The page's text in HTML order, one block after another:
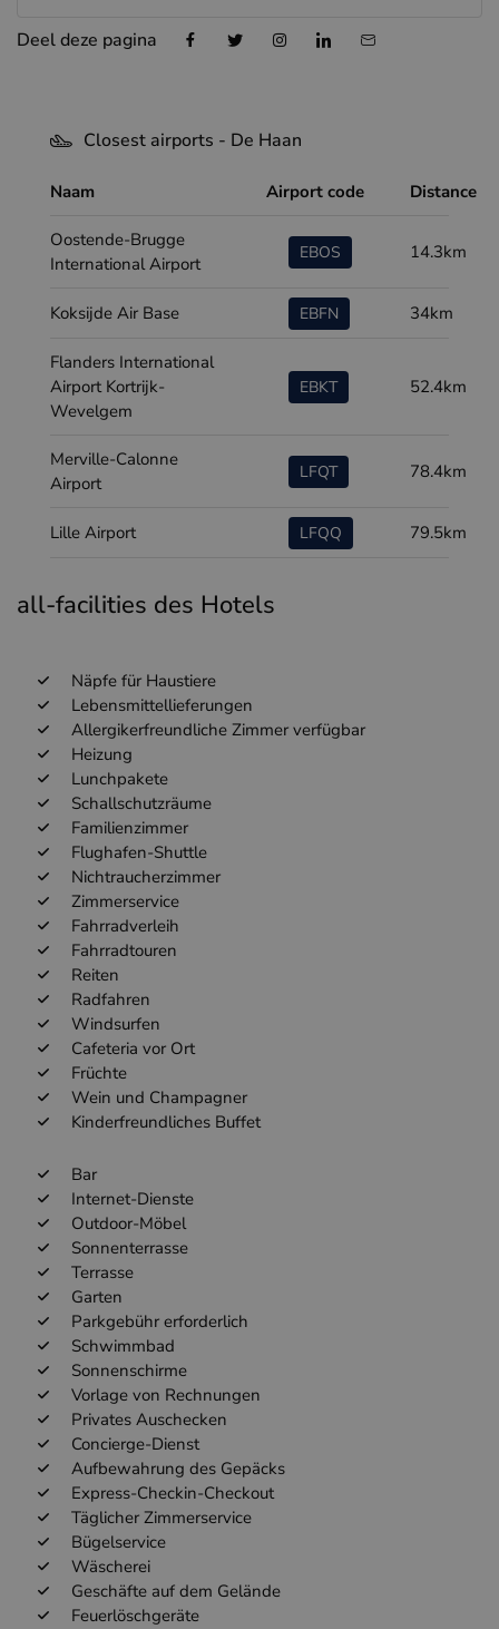
Deel deze pagina
Closest airports - De Haan
Naam Airport code Distance
Oostende-Brugge
International Airport
EBOS 14.3km
Koksijde Air Base EBFN 34km
Flanders International
Airport Kortrijk-
Wevelgem
EBKT 52.4km
Merville-Calonne
Airport
LFQT 78.4km
Lille Airport LFQQ 79.5km
all-facilities des Hotels
Näpfe für Haustiere
Lebensmittellieferungen
Allergikerfreundliche Zimmer verfügbar
Heizung
Lunchpakete
Schallschutzräume
Familienzimmer
Flughafen-Shuttle
Nichtraucherzimmer
Zimmerservice
Fahrradverleih
Fahrradtouren
Reiten
Radfahren
Windsurfen
Cafeteria vor Ort
Früchte
Wein und Champagner
Kinderfreundliches Buffet
Bar
Internet-Dienste
Outdoor-Möbel
Sonnenterrasse
Terrasse
Garten
Parkgebühr erforderlich
Schwimmbad
Sonnenschirme
Vorlage von Rechnungen
Privates Auschecken
Concierge-Dienst
Aufbewahrung des Gepäcks
Express-Checkin-Checkout
Täglicher Zimmerservice
Bügelservice
Wäscherei
Geschäfte auf dem Gelände
Feuerlöschgeräte